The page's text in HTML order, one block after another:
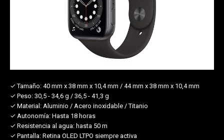
✓ Tamaño: 40 mm x 38 mm x 10,4 mm / 44 mm x 38 mm x 10,4 mm
✓ Peso: 30,5 - 34,6 g / 36,5 - 41,3 g
✓ Material: Aluminio / Acero inoxidable / Titanio
✓ Autonomía: Hasta 18 horas
✓ Resistencia al agua: hasta 50 m
✓ Pantalla: Retina OLED LTPO siempre activa